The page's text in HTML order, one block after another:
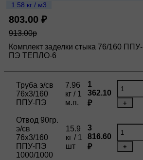
1.58 кг / м3
803.00 ₽
913.00р
Комплект заделки стыка 76/160 ППУ-
ПЭ ТЕПЛО-6
Труба э/св
76х3/160
ППУ-ПЭ
7.96
кг / 1
м.п.
1
362.10
₽
+
Отвод 90гр.
э/св
76х3/160
ППУ-ПЭ
1000/1000
15.9
кг / 1
шт
3
816.60
₽
+